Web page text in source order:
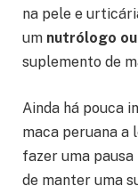
na pele e
um nutrólogo
suplemento de
Ainda há pouca
maca peruana a
fazer uma pausa
de manter uma